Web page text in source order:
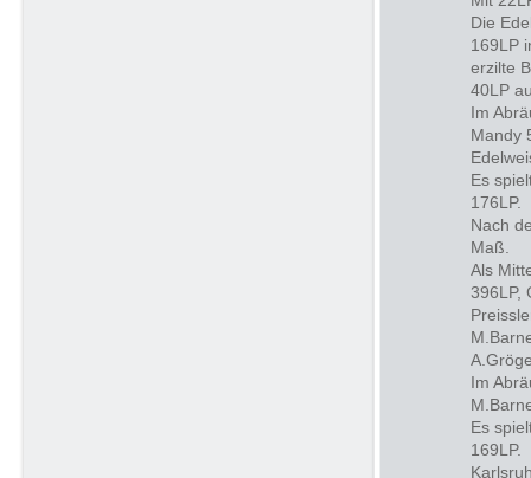
Die
169LP
erzilte
40LP
Im
Mandy
Es
176LP.
Nach
Maß.
Als
396LP,
Im
Es
169LP.